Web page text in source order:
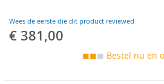
Wees de eerste die dit product reviewed
€ 381,00
◼◼◼ Bestel nu en
the
images